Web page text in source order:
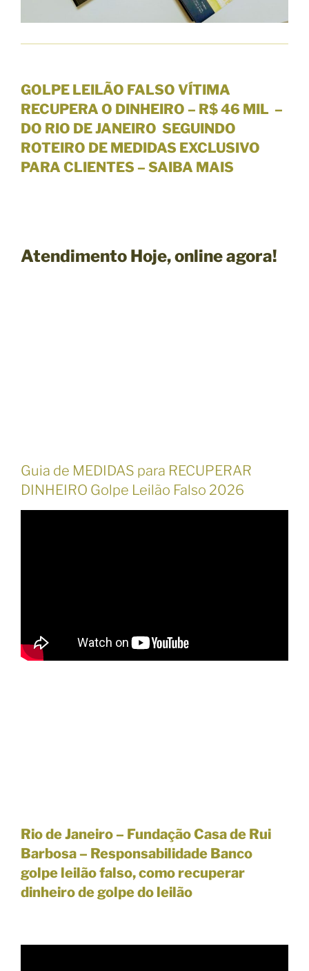
GOLPE LEILÃO FALSO VÍTIMA
RECUPERA O DINHEIRO – R$ 46 MIL –
DO RIO DE JANEIRO SEGUINDO
ROTEIRO DE MEDIDAS EXCLUSIVO
PARA CLIENTES – SAIBA MAIS
Atendimento Hoje,online agora!
Guia de MEDIDAS para RECUPERAR
DINHEIRO Golpe Leilão Falso 2026
Rio de Janeiro – Fundação Casa de Rui
Barbosa – Responsabilidade Banco
golpe leilão falso, como recuperar
dinheiro de golpe do leilão